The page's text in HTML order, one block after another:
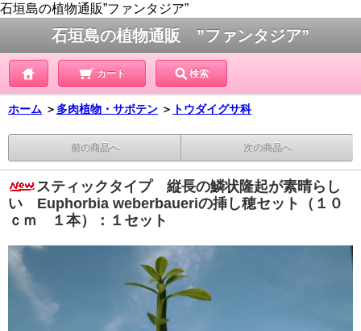
石垣島の植物通販”ファンタジア”
石垣島の植物通販 ”ファンタジア”
カート 検索
ホーム ＞ 多肉植物・サボテン ＞ トウダイグサ科
前の商品へ 次の商品へ
スティックタイプ 縦長の鱗状隆起が素晴らし
い Euphorbia weberbaueriの挿し穂セット（１０
ｃｍ １本）：１セット